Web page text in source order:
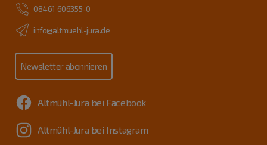
08461 606355-0
info@altmuehl-jura.de
Newsletter abonnieren
Altmühl-Jura bei Facebook
Altmühl-Jura bei Instagram